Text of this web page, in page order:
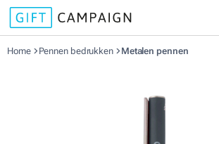
Home Pennen bedrukken Metalen pennen